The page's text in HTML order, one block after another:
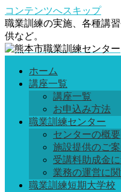
コンテンツへスキップ
職業訓練の実施、各種講
供など。
ホーム
講座一覧
講座一覧
お申込み方法
職業訓練センター
センターの概要
施設提供のご
受講料助成金
業務の運営に
職業訓練短期大学校